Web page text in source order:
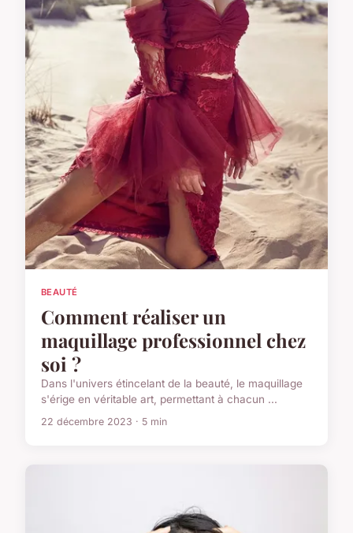
BEAUTÉ
Comment réaliser un
maquillage professionnel chez
soi ?
Dans l'univers étincelant de la beauté, le maquillage
s'érige en véritable art, permettant à chacun ...
22 décembre 2023 · 5 min